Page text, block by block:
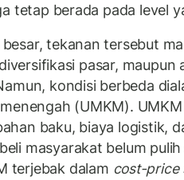
tetap berada pada level
tekanan tersebut
pasar, maupun
kondisi berbeda
(UMKM).
baku, biaya logistik,
masyarakat belum
terjebak dalam cost-price